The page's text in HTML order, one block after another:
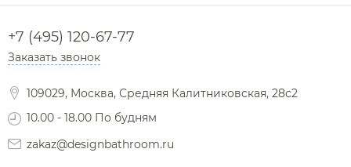
+7 (495) 120-67-77
Заказать звонок
109029, Москва, Средняя Калитниковская, 28с2
10.00 - 18.00 По будням
zakaz@designbathroom.ru